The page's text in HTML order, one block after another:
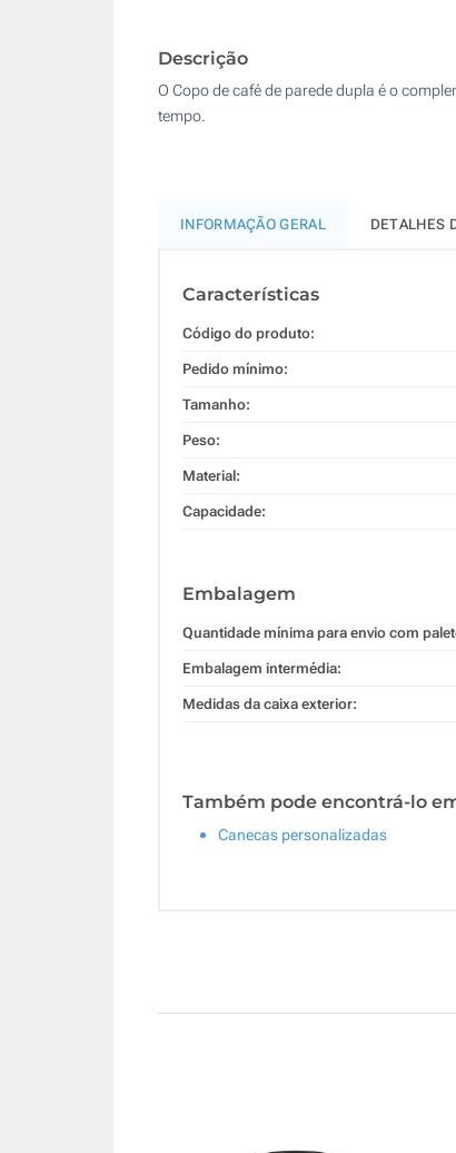
Descrição
O Copo de café de parede dupla é o
tempo.
INFORMAÇÃO GERAL DETALHES
Características
Código do produto:
Pedido mínimo:
Tamanho:
Peso:
Material:
Capacidade:
Embalagem
Quantidade mínima para envio com
Embalagem intermédia:
Medidas da caixa exterior:
Também pode encontrá-lo
Canecas personalizadas